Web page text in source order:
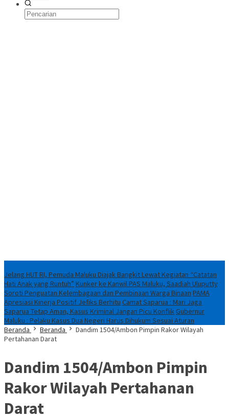
Jelang HUT RI, Pemuda Maluku Diajak Bangkit Lewat Kegiatan “Catatan
Hati Anak yang Runtuh” Kunker ke Kanwil PAS Maluku, Saadiah Uluputty
Soroti Penguatan Kelembagaan dan Pembinaan Warga Binaan PAMA
Apresiasi Kinerja Positif Jefiks Berhitu Camat Saparua : Mari Jaga
Saparua Tetap Aman, Kasus Kriminal Jangan Picu KonflikGubernur
Maluku : Pelaku Kasus Dua Negeri Harus Dihukum Sesuai Aturan
Beranda
Beranda
Dandim 1504/Ambon Pimpin Rakor Wilayah
Pertahanan Darat
Dandim 1504/Ambon Pimpin
Rakor Wilayah Pertahanan
Darat